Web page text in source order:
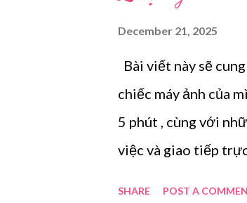
December 21, 2025
Bài viết này sẽ
chiếc máy ảnh của
5 phút , cùng với
việc và giao tiếp
SHARE POST A